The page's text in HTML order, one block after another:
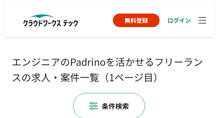
無料登録 ログイン
エンジニアのPadrinoを活かせるフリーラン
スの求人・案件一覧（1ページ目）
条件検索